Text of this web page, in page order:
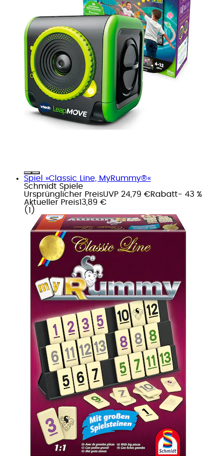
Spiel »Classic Line, MyRummy®«
Schmidt Spiele
Ursprünglicher PreisUVP 24,79 €Rabatt- 43 %
Aktueller Preis13,89 €
( 1 )